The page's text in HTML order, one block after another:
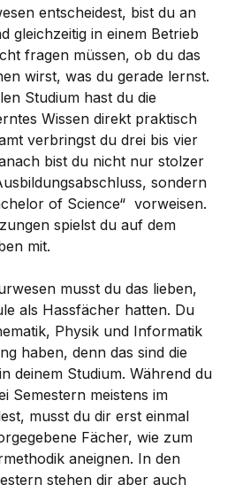
entscheidest, bist du an
gleichzeitig in einem Betrieb
fragen müssen, ob du das
wirst, was du gerade lernst.
Studium hast du die
Wissen direkt praktisch
verbringst du drei bis vier
bist du nicht nur stolzer
sondern
of Science“ vorweisen.
spielst du auf dem
mit.
musst du das lieben,
als Hassfächer hatten. Du
Physik und Informatik
haben, denn das sind die
deinem Studium. Während du
Semestern meistens im
musst du dir erst einmal
Fächer, wie zum
aneignen. In den
stehen dir aber auch